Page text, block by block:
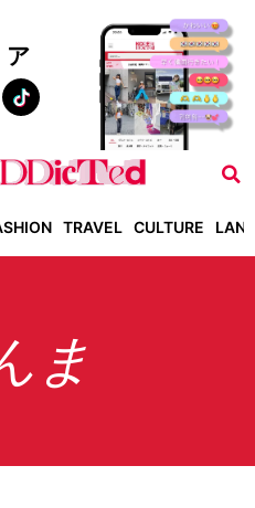
TRAVEL CULTURE
ま